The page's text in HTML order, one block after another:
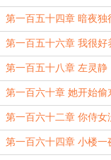
第一百五十四章 暗夜独
第一百五十六章 我很好
票投满加更！）
第一百五十八章 左灵静
第一百六十章 她开始偷
第一百六十二章 你侍女
第一百六十四章 小楼一